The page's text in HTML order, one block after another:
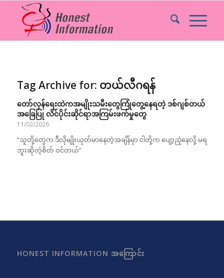
Tag Archive for: တယ်လီဂရန်
တော်လှန်ရေးထဲကအမျိုးသမီးတွေကြုံတွေ့နေရတဲ့ ဒစ်ဂျစ်တယ်
အခြေပြု လိင်ပိုင်းဆိုင်ရာအကြမ်းဖက်မှုတွေ
11/02/2026
“သူတို့တွေက ဒီလိုမျိုးယုတ်မာနေတဲ့အချိန်မှာ ငါတို့က ပျော့ညံ့နေလို့ မရ
ဘူးဆိုတဲ့စိတ် ဝင်တယ်”
HONEST INFORMATION အကြောင်း